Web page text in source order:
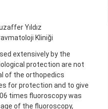
Yıldız
Kliniği
extensively by the
protection are not
of the orthopedics
for protection and to give
times fluoroscopy was
of the fluoroscopy,